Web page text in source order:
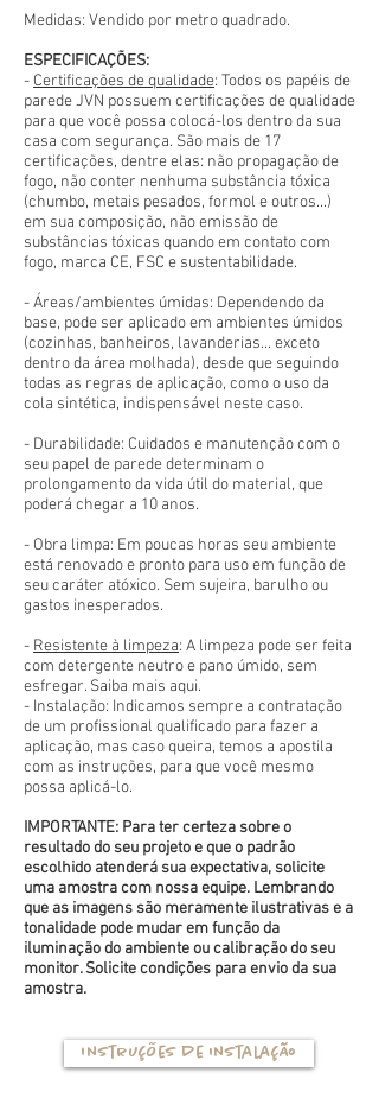
Medidas: Vendido por metro quadrado.
ESPECIFICAÇÕES:
- Certificações de qualidade: Todos os papéis de
parede JVN possuem certificações de qualidade
para que você possa colocá-los dentro da sua
casa com segurança. São mais de 17
certificações, dentre elas: não propagação de
fogo, não conter nenhuma substância tóxica
(chumbo, metais pesados, formol e outros...)
em sua composição, não emissão de
substâncias tóxicas quando em contato com
fogo, marca CE, FSC e sustentabilidade.
- Áreas/ambientes úmidas: Dependendo da
base, pode ser aplicado em ambientes úmidos
(cozinhas, banheiros, lavanderias... exceto
dentro da área molhada), desde que seguindo
todas as regras de aplicação, como o uso da
cola sintética, indispensável neste caso.
- Durabilidade: Cuidados e manutenção com o
seu papel de parede determinam o
prolongamento da vida útil do material, que
poderá chegar a 10 anos.
- Obra limpa: Em poucas horas seu ambiente
está renovado e pronto para uso em função de
seu caráter atóxico. Sem sujeira, barulho ou
gastos inesperados.
- Resistente à limpeza: A limpeza pode ser feita
com detergente neutro e pano úmido, sem
esfregar. Saiba mais aqui.
- Instalação: Indicamos sempre a contratação
de um profissional qualificado para fazer a
aplicação, mas caso queira, temos a apostila
com as instruções, para que você mesmo
possa aplicá-lo.
IMPORTANTE: Para ter certeza sobre o
resultado do seu projeto e que o padrão
escolhido atenderá sua expectativa, solicite
uma amostra com nossa equipe. Lembrando
que as imagens são meramente ilustrativas e a
tonalidade pode mudar em função da
iluminação do ambiente ou calibração do seu
monitor. Solicite condições para envio da sua
amostra.
Instruções de instalação